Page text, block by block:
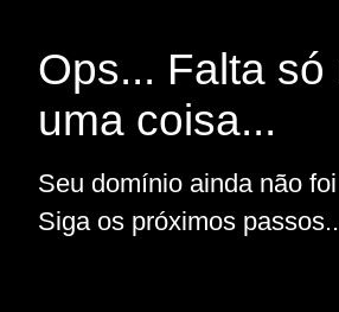
Ops... Falta só
uma coisa...
Seu domínio ainda não
Siga os próximos